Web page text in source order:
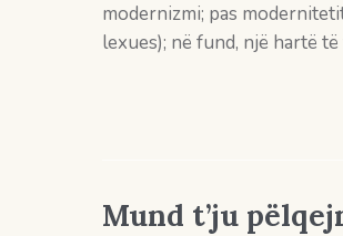
modernizmi; pas
lexues); në fund, një hartë
Mund t’ju